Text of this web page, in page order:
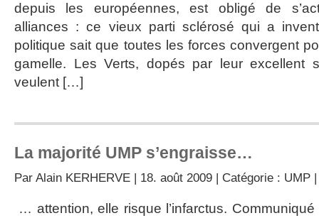
n’existe
depuis les européennes, est obligé de
alliances : ce vieux parti sclérosé qui a
politique sait que toutes les forces convergent
gamelle. Les Verts, dopés par leur excellent
veulent […]
La majorité UMP s’engraisse…
Par Alain KERHERVE | 18. août 2009 | Catégorie : UMP
… attention, elle risque l’infarctus.